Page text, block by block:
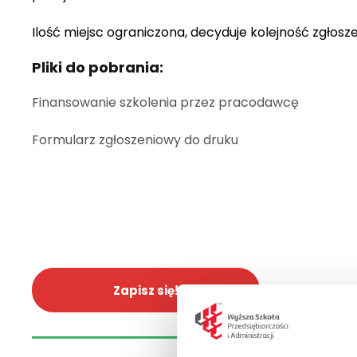
Ilość miejsc ograniczona, decyduje kolejność
Pliki do pobrania:
Finansowanie szkolenia przez pracodawcę
Formularz zgłoszeniowy do druku
Zapisz się!